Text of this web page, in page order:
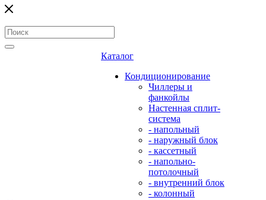
Каталог
Кондиционирование
Чиллеры и
фанкойлы
Настенная сплит-
система
- напольный
- наружный блок
- кассетный
- напольно-
потолочный
- внутренний блок
- колонный